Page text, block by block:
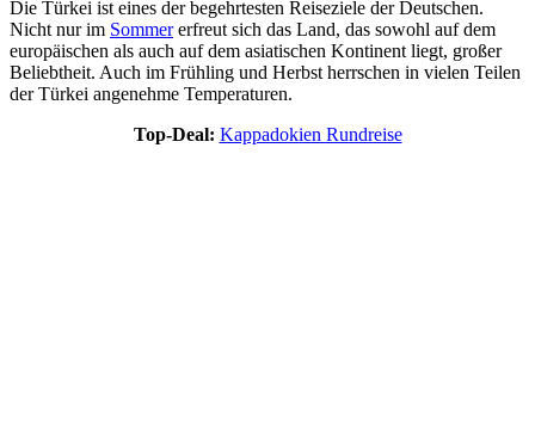
Die Türkei ist eines der begehrtesten Reiseziele der Deutschen.
Nicht nur im Sommererfreut sich das Land, das sowohl auf dem
europäischen als auch auf dem asiatischen Kontinent liegt, großer
Beliebtheit. Auch im Frühling und Herbst herrschen in vielen Teilen
der Türkei angenehme Temperaturen.
Top-Deal: Kappadokien Rundreise